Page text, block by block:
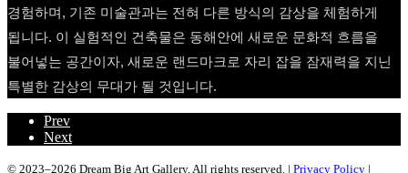
경험하며, 기존 미술관과는 전혀 다른 방식의 감상을 체험하게
됩니다. 이 실험적인 건축물은 동해안에 새로운 문화적 흐름을
불어넣는 공간이자, 새로운 랜드마크로 자리 잡을 잠재력을 지닌
특별한 감상의 무대가 될 것입니다.
Prev
Next
© 2023–2026 Dream Big Art Gallery. All rights reserved. | Privacy Policy |